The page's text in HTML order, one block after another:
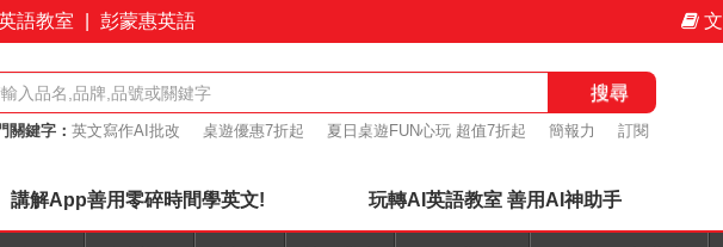
語教室 彭蒙惠英語
搜尋
關鍵字： 英文寫作AI批改 桌遊優惠7折起 夏日桌遊FUN心玩 超值7折起 簡報力
訂閱
講解App善用零碎時間學英文! 玩轉AI英語教室 善用AI神助手